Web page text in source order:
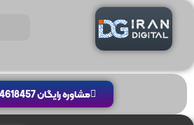
مشاوره رایگان 09124618457